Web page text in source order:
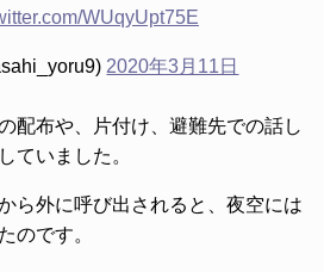
WUqyUpt75E
2020年3月11日
配布や、片付け、避難先での話し
ていました。
ら外に呼び出されると、夜空には
のです。